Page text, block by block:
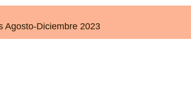
Agosto-Diciembre 2023